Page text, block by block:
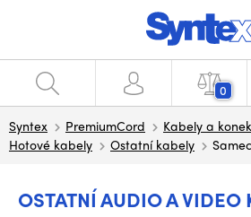
0
Syntex PremiumCord
Kabely a
Hotové kabely
Ostatní kabely
OSTATNÍ AUDIO A VIDEO